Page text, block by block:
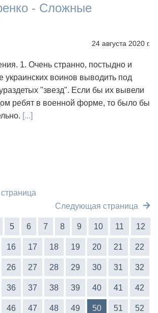
- Сложные
24 августа 2020 г.
1. Очень странно, постыдно и
воинов выводить под
"звезд". Если бы их вывели
ребят в военной форме, то было бы
[...]
Следующая страница
5 6 7 8 9 10 11 12
16 17 18 19 20 21 22
26 27 28 29 30 31 32
36 37 38 39 40 41 42
46 47 48 49 50 51 52